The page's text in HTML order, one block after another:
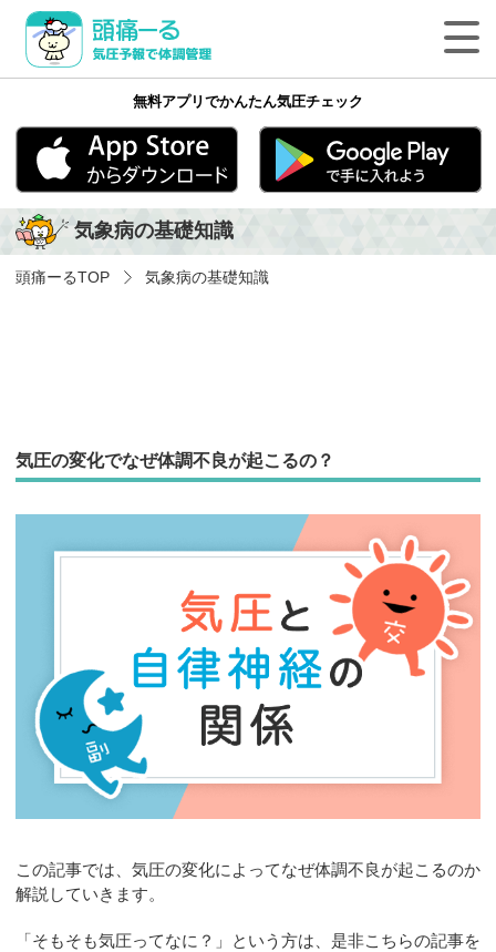
頭痛ーる 気圧予報で体調管理
最新の天気頭痛予報
気象病の基礎知識
気象病を防ぐ方法
法人のみなさまへ
無料アプリでかんたん気圧チェック
気象病の基礎知識
頭痛ーるTOP 気象病の基礎知識
気圧の変化でなぜ体調不良が起こるの？
この記事では、気圧の変化によってなぜ体調不良が起こるのか
解説していきます。
「そもそも気圧ってなに？」という方は、是非こちらの記事を